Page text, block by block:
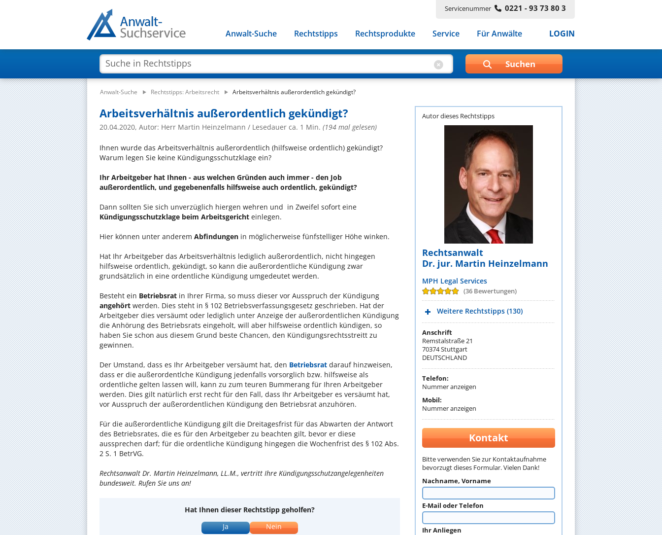
Servicenummer 0221 - 93 73 80 3
Anwalt-Suche Rechtstipps Rechtsprodukte Service Für Anwälte LOGIN
Anwalt-Suche Rechtstipps: Arbeitsrecht Arbeitsverhältnis außerordentlich gekündigt?
Arbeitsverhältnis außerordentlich gekündigt?
20.04.2020, Autor: Herr Martin Heinzelmann / Lesedauer ca. 1 Min. (194 mal gelesen)
Ihnen wurde das Arbeitsverhältnis außerordentlich (hilfsweise ordentlich) gekündigt?
Warum legen Sie keine Kündigungsschutzklage ein?
Ihr Arbeitgeber hat Ihnen - aus welchen Gründen auch immer - den Job
außerordentlich, und gegebenenfalls hilfsweise auch ordentlich, gekündigt?
Dann sollten Sie sich unverzüglich hiergen wehren und in Zweifel sofort eine
Kündigungsschutzklage beim Arbeitsgericht einlegen.
Hier können unter anderem Abfindungen in möglicherweise fünfstelliger Höhe winken.
Hat Ihr Arbeitgeber das Arbeitsverhältnis lediglich außerordentlich, nicht hingegen
hilfsweise ordentlich, gekündigt, so kann die außerordentliche Kündigung zwar
grundsätzlich in eine ordentliche Kündigung umgedeutet werden.
Besteht ein Betriebsrat in Ihrer Firma, so muss dieser vor Ausspruch der Kündigung
angehört werden. Dies steht in § 102 Betriebsverfassungsgesetz geschrieben. Hat der
Arbeitgeber dies versäumt oder lediglich unter Anzeige der außerordentlichen Kündigung
die Anhörung des Betriebsrats eingeholt, will aber hilfsweise ordentlich kündigen, so
haben Sie schon aus diesem Grund beste Chancen, den Kündigungsrechtsstreitt zu
gewinnen.
Der Umstand, dass es Ihr Arbeitgeber versäumt hat, den Betriebsrat darauf hinzweisen,
dass er die außerordentlche Kündigung jedenfalls vorsorglich bzw. hilfsweise als
ordentliche gelten lassen will, kann zu zum teuren Bummerang für Ihren Arbeitgeber
werden. Dies gilt natürlich erst recht für den Fall, dass Ihr Arbeitgeber es versäumt hat,
vor Ausspruch der außerordentlichen Kündigung den Betriebsrat anzuhören.
Für die außerordentliche Kündigung gilt die Dreitagesfrist für das Abwarten der Antwort
des Betriebsrates, die es für den Arbeitgeber zu beachten gilt, bevor er diese
aussprechen darf; für die ordentliche Kündigung hingegen die Wochenfrist des § 102 Abs.
2 S. 1 BetrVG.
Rechtsanwalt Dr. Martin Heinzelmann, LL.M., vertritt Ihre Kündigungsschutzangelegenheiten
bundesweit. Rufen Sie uns an!
Hat Ihnen dieser Rechtstipp geholfen?
Ja
Nein
Autor dieses Rechtstipps
Rechtsanwalt
Dr. jur. Martin Heinzelmann
MPH Legal Services
(36 Bewertungen)
Weitere Rechtstipps (130)
Anschrift
Remstalstraße 21
70374 Stuttgart
DEUTSCHLAND
Telefon:
Nummer anzeigen
Mobil:
Nummer anzeigen
Kontakt
Bitte verwenden Sie zur Kontaktaufnahme
bevorzugt dieses Formular. Vielen Dank!
Nachname, Vorname
E-Mail oder Telefon
Ihr Anliegen